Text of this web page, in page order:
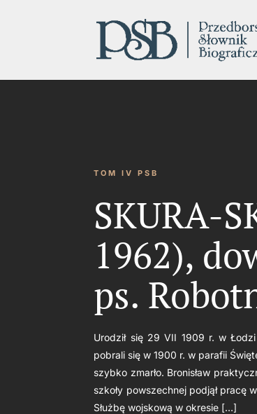
TOM IV PSB
SKURA-
1962),
ps.
Urodził się 29 VII 1909 r. w
pobrali się w 1900 r. w parafii
szybko zmarło. Bronisław
szkoły powszechnej podjął pracę
Służbę wojskową w okresie […]